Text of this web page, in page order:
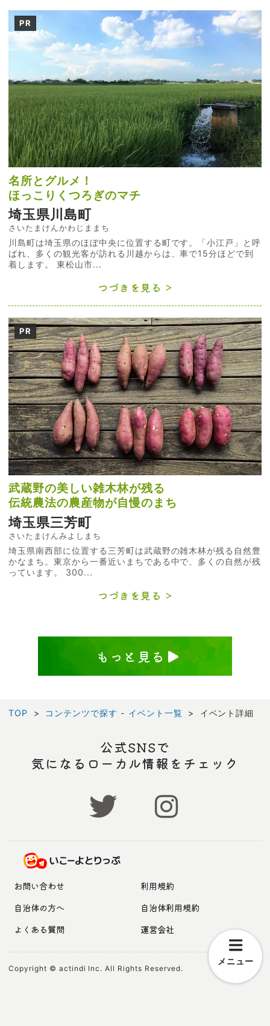
PR
名所とグルメ！
ほっこりくつろぎのマチ
埼玉県川島町
さいたまけんかわじままち
川島町は埼玉県のほぼ中央に位置する町です。「小江戸」と呼
ばれ、多くの観光客が訪れる川越からは、車で15分ほどで到
着します。 東松山市...
つづきを見る
PR
武蔵野の美しい雑木林が残る
伝統農法の農産物が自慢のまち
埼玉県三芳町
さいたまけんみよしまち
埼玉県南西部に位置する三芳町は武蔵野の雑木林が残る自然豊
かなまち。東京から一番近いまちである中で、多くの自然が残
っています。 300...
つづきを見る
もっと見る
TOP コンテンツで探す - イベント一覧 イベント詳細
メニュー
公式SNSで
気になるローカル情報をチェック
お問い合わせ
利用規約
自治体の方へ
自治体利用規約
よくある質問
運営会社
Copyright © actindi Inc. All Rights Reserved.